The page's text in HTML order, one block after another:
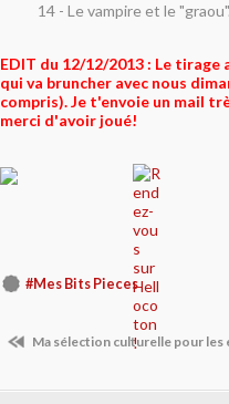
14 - Le vampire et le
EDIT du 12/12/2013 : Le
qui va bruncher avec nous
compris). Je t'envoie un mail
merci d'avoir joué!
#Mes Bits Pieces
Ma sélection culturelle pour les